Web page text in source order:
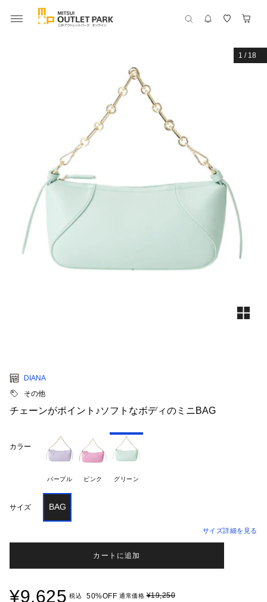
1 / 18
DIANA
その他
チェーンがポイント♪ソフトなボディのミニBAG
カラー
パープル ピンク グリーン
サイズ BAG
サイズ詳細を見る
カートに追加
¥9,625 税込 50%OFF 通常価格¥19,250